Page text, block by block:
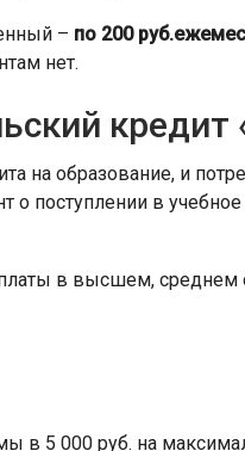
– по 200 руб.
нет.
кредит
на образование, и
о поступлении в
в высшем,
в 5 000 руб. на